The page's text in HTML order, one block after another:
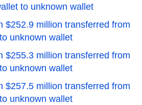
to unknown wallet
$252.9 million transferred from
unknown wallet
$255.3 million transferred from
unknown wallet
$257.5 million transferred from
unknown wallet